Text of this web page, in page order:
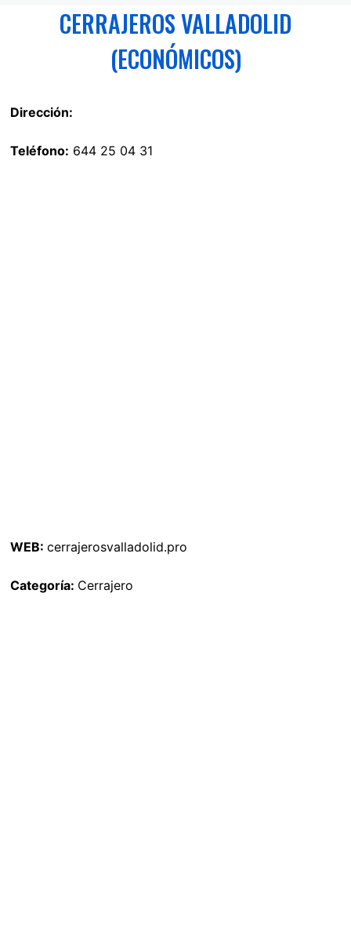
CERRAJEROS VALLADOLID
(ECONÓMICOS)
Dirección:
Teléfono: 644 25 04 31
WEB: cerrajerosvalladolid.pro
Categoría: Cerrajero